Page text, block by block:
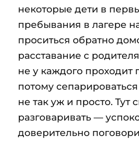
некоторые дети в
пребывания в лагере
проситься обратно
расставание с
не у каждого проходит
потому
не так уж и просто. Тут
разговаривать —
доверительно